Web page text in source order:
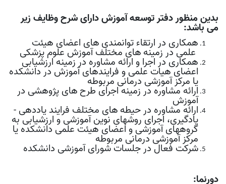
بدین منظور دفتر توسعه آموزش دارای شرح وظایف زیر
می ­باشد:
همکاری در ارتقاء توانمندی­ های اعضای هیئت
علمی در زمینه­ های مختلف آموزش علوم پزشکی
همکاری در اجرا و ارائه مشاوره در زمینه ارزشیابی
اعضای هیات علمی و فرایند­های آموزش در دانشکده
یا مرکز آموزشی درمانی مربوطه
ارائه مشاوره در زمینه اجرای طرح­ های پژوهشی در
آموزش
ارائه مشاوره در حیطه­ های مختلف فرایند یاددهی -
یادگیری، اجرای روش­های نوین آموزشی و ارزشیابی به
گروه­های آموزشی و اعضای هیئت علمی دانشکده یا
مرکز آموزشی درمانی مربوطه
شرکت فعال در جلسات شورای آموزشی دانشکده
دورنما: